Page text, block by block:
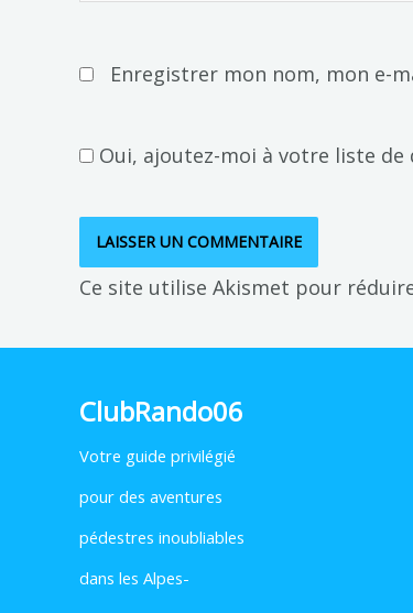
Enregistrer mon nom, mon e-
Oui, ajoutez-moi à votre liste de
Ce site utilise Akismet pour
ClubRando06
Votre guide privilégié
pour des aventures
pédestres inoubliables
dans les Alpes-